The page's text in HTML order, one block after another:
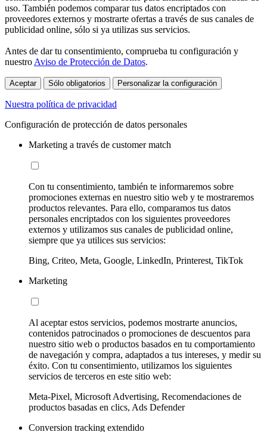
uso. También podemos comparar tus datos encriptados con
proveedores externos y mostrarte ofertas a través de sus canales de
publicidad online, sólo si ya utilizas sus servicios.
Antes de dar tu consentimiento, comprueba tu configuración y
nuestro Aviso de Protección de Datos.
Aceptar Sólo obligatorios Personalizar la configuración
Nuestra política de privacidad
Configuración de protección de datos personales
Marketing a través de customer match
Con tu consentimiento, también te informaremos sobre
promociones externas en nuestro sitio web y te mostraremos
productos relevantes. Para ello, comparamos tus datos
personales encriptados con los siguientes proveedores
externos y utilizamos sus canales de publicidad online,
siempre que ya utilices sus servicios:
Bing, Criteo, Meta, Google, LinkedIn, Printerest, TikTok
Marketing
Al aceptar estos servicios, podemos mostrarte anuncios,
contenidos patrocinados o promociones de descuentos para
nuestro sitio web o productos basados en tu comportamiento
de navegación y compra, adaptados a tus intereses, y medir su
éxito. Con tu consentimiento, utilizamos los siguientes
servicios de terceros en este sitio web:
Meta-Pixel, Microsoft Advertising, Recomendaciones de
productos basadas en clics, Ads Defender
Conversion tracking extendido